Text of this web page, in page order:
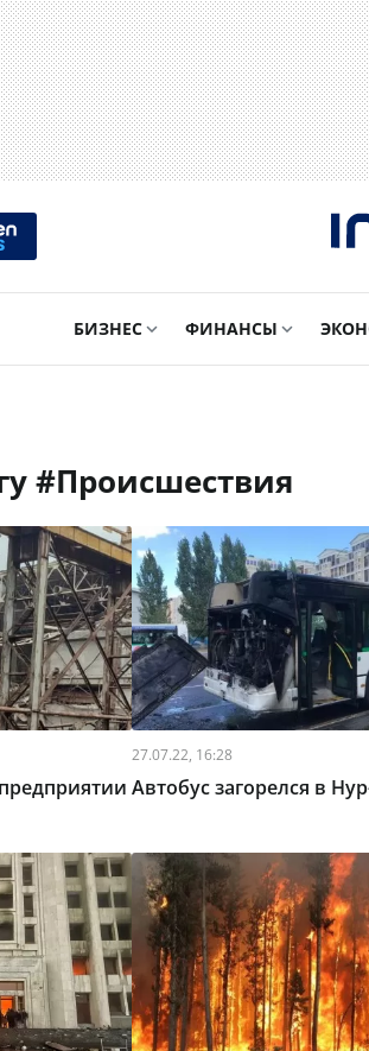
БИЗНЕС ФИНАНСЫ
# Происшествия
27.07.22, 16:28
Автобус загорелся в